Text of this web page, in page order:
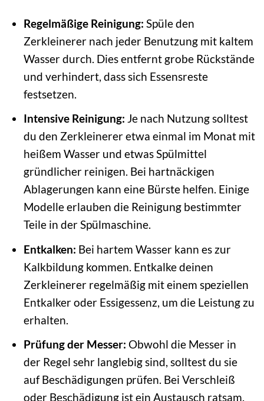
Regelmäßige Reinigung: Spüle den
Zerkleinerer nach jeder Benutzung mit kaltem
Wasser durch. Dies entfernt grobe Rückstände
und verhindert, dass sich Essensreste
festsetzen.
Intensive Reinigung: Je nach Nutzung solltest
du den Zerkleinerer etwa einmal im Monat mit
heißem Wasser und etwas Spülmittel
gründlicher reinigen. Bei hartnäckigen
Ablagerungen kann eine Bürste helfen. Einige
Modelle erlauben die Reinigung bestimmter
Teile in der Spülmaschine.
Entkalken: Bei hartem Wasser kann es zur
Kalkbildung kommen. Entkalke deinen
Zerkleinerer regelmäßig mit einem speziellen
Entkalker oder Essigessenz, um die Leistung zu
erhalten.
Prüfung der Messer: Obwohl die Messer in
der Regel sehr langlebig sind, solltest du sie
auf Beschädigungen prüfen. Bei Verschleiß
oder Beschädigung ist ein Austausch ratsam.